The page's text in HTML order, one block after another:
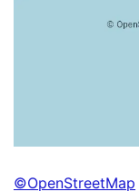
©OpenStreetMap